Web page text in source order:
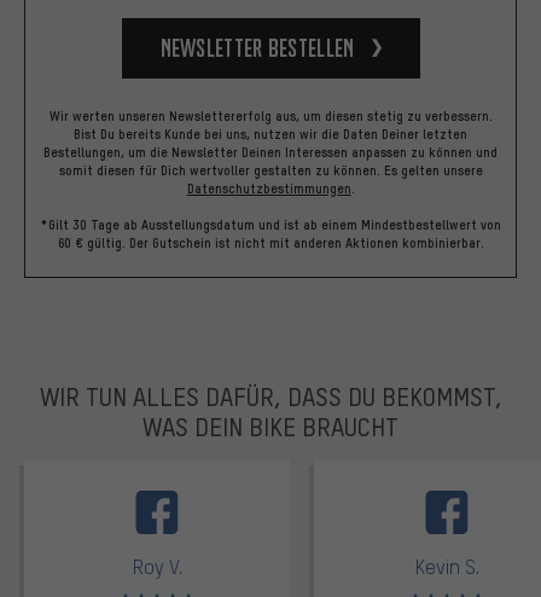
Newsletter bestellen
Wir werten unseren Newslettererfolg aus, um diesen stetig zu verbessern.
Bist Du bereits Kunde bei uns, nutzen wir die Daten Deiner letzten
Bestellungen, um die Newsletter Deinen Interessen anpassen zu können und
somit diesen für Dich wertvoller gestalten zu können. Es gelten unsere
Datenschutzbestimmungen.
*Gilt 30 Tage ab Ausstellungsdatum und ist ab einem Mindestbestellwert von
60 € gültig. Der Gutschein ist nicht mit anderen Aktionen kombinierbar.
WIR TUN ALLES DAFÜR, DASS DU BEKOMMST,
WAS DEIN BIKE BRAUCHT
Roy V.
Bewertungen: 5 von 5
Kevin S.
Bewertungen: 5 von 5